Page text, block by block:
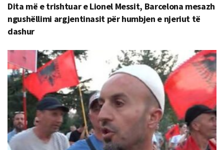
Dita më e trishtuar e Lionel Messit, Barcelona mesazh
ngushëllimi argjentinasit për humbjen e njeriut të
dashur